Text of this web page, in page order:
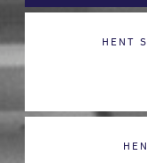
HENT